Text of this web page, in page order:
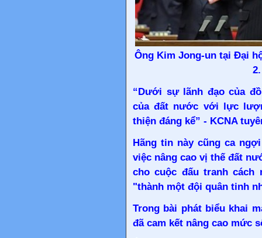
Ông Kim Jong-un tại Đại
“Dưới sự lãnh đạo của
của đất nước với lực
thiện đáng kể” - KCNA
Hãng tin này cũng ca
việc nâng cao vị thế đất
cho cuộc đấu tranh cách
"thành một đội quân tinh
Trong bài phát biểu khai
đã cam kết nâng cao mức